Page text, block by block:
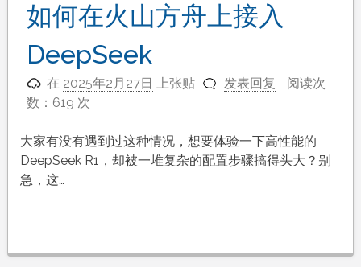
如何在火山方舟上接入
DeepSeek
在 2025年2月27日 上张贴 发表回复
阅读次
数：619 次
大家有没有遇到过这种情况，想要体验一下高性能的
DeepSeek R1，却被一堆复杂的配置步骤搞得头大？别
急，这…